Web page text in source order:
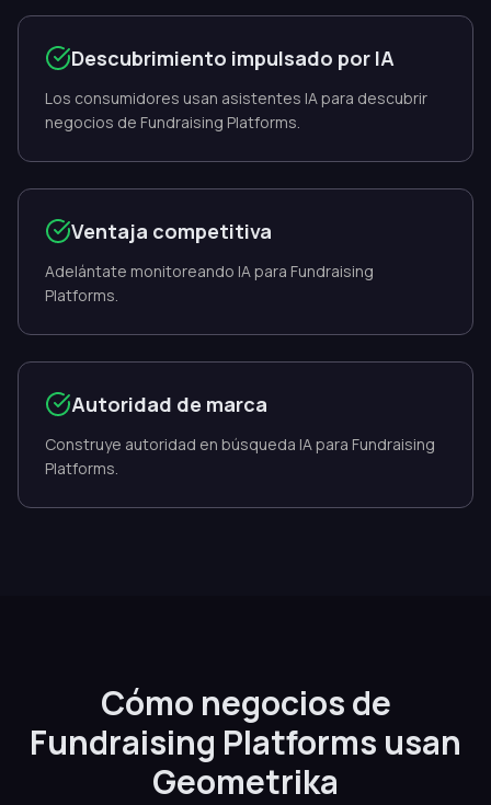
Descubrimiento impulsado por IA
Los consumidores usan asistentes IA para descubrir
negocios de Fundraising Platforms.
Ventaja competitiva
Adelántate monitoreando IA para Fundraising
Platforms.
Autoridad de marca
Construye autoridad en búsqueda IA para Fundraising
Platforms.
Cómo negocios de
Fundraising Platforms usan
Geometrika